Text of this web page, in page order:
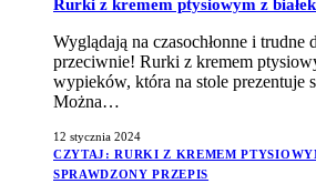
Rurki z kremem ptysiowym z
Wyglądają na czasochłonne i trudne
przeciwnie! Rurki z kremem
wypieków, która na stole prezentuje
Można…
12 stycznia 2024
CZYTAJ : RURKI Z KREMEM
SPRAWDZONY PRZEPIS